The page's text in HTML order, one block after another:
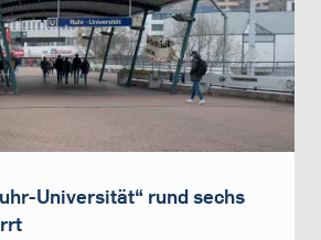
Universität“ rund sechs